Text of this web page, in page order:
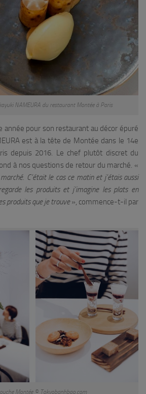
NAMEURA du restaurant Montée à Paris
année pour son restaurant au décor épuré
est à la tête de Montée dans le 14e
depuis 2016. Le chef plutôt discret du
à nos questions de retour du marché. «
C’était le cas ce matin et j’étais aussi
les produits et j’imagine les plats en
produits que je trouve», commence-t-il par
Montée © Tokyobanhbao.com